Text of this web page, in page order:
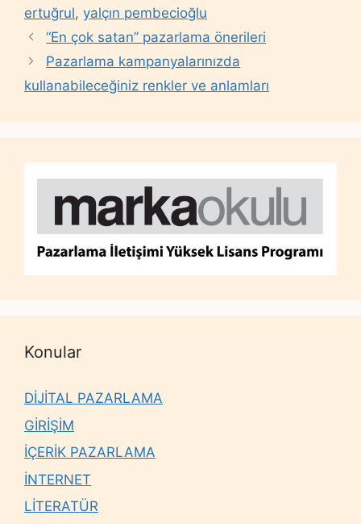
ertuğrul, yalçın pembecioğlu
“En çok satan” pazarlama önerileri
Pazarlama kampanyalarınızda
kullanabileceğiniz renkler ve anlamları
Konular
DİJİTAL PAZARLAMA
GİRİŞİM
İÇERİK PAZARLAMA
İNTERNET
LİTERATÜR